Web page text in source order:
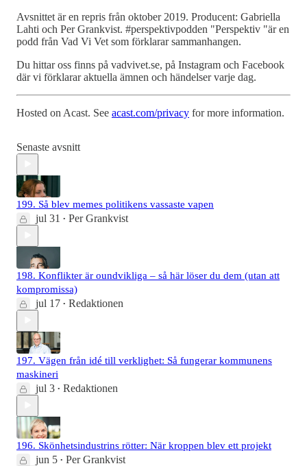
Avsnittet är en repris från oktober 2019. Producent: Gabriella
Lahti och Per Grankvist. #perspektivpodden "Perspektiv "är en
podd från Vad Vi Vet som förklarar sammanhangen.
Du hittar oss finns på vadvivet.se, på Instagram och Facebook
där vi förklarar aktuella ämnen och händelser varje dag.
Hosted on Acast. See acast.com/privacy for more information.
Senaste avsnitt
199. Så blev memes politikens vassaste vapen
jul 31 • Per Grankvist
198. Konflikter är oundvikliga – så här löser du dem (utan att
kompromissa)
jul 17 • Redaktionen
197. Vägen från idé till verklighet: Så fungerar kommunens
maskineri
jul 3 • Redaktionen
196. Skönhetsindustrins rötter: När kroppen blev ett projekt
jun 5 • Per Grankvist